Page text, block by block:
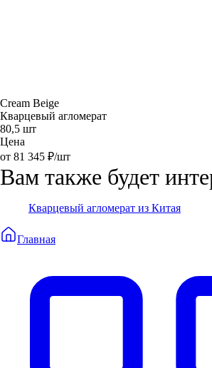
Cream Beige
Кварцевый агломерат
80,5 шт
Цена
от 81 345 ₽/шт
Вам также будет
Кварцевый агломерат из Китая
Главная